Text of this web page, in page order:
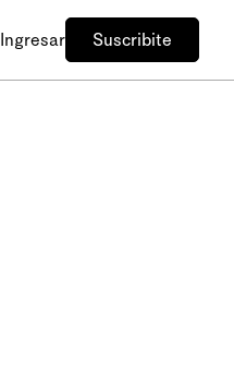
Ingresar Suscribite